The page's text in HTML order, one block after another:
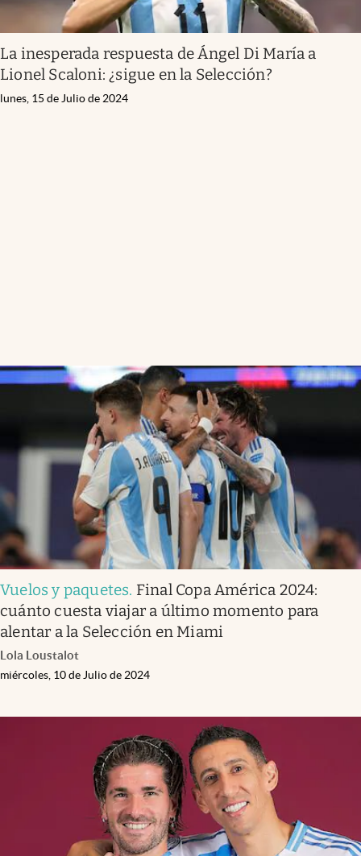
La inesperada respuesta de Ángel Di María a
Lionel Scaloni: ¿sigue en la Selección?
lunes, 15 de Julio de 2024
Vuelos y paquetes. Final Copa América 2024:
cuánto cuesta viajar a último momento para
alentar a la Selección en Miami
Lola Loustalot
miércoles, 10 de Julio de 2024